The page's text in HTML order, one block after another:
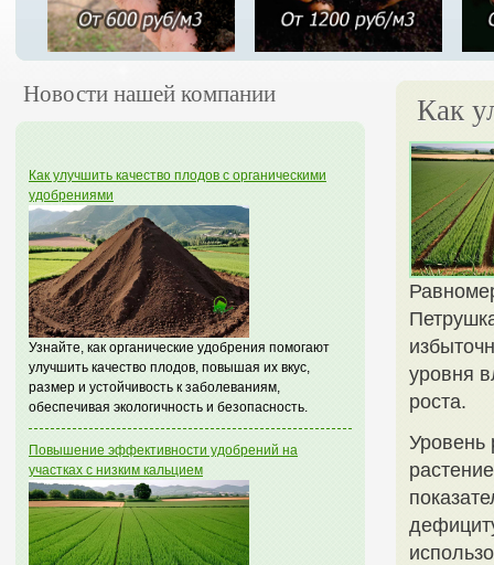
Новости нашей компании
Как улучшить качество плодов с органическими
удобрениями
Узнайте, как органические удобрения помогают
улучшить качество плодов, повышая их вкус,
размер и устойчивость к заболеваниям,
обеспечивая экологичность и безопасность.
Повышение эффективности удобрений на
участках с низким кальцием
Как
уровня
роста.
Уровень